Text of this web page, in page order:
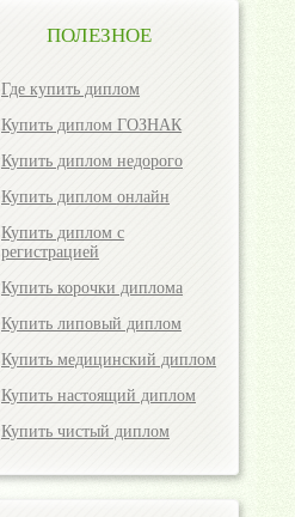
ПОЛЕЗНОЕ
Где купить диплом
Купить диплом ГОЗНАК
Купить диплом недорого
Купить диплом онлайн
Купить диплом с
регистрацией
Купить корочки диплома
Купить липовый диплом
Купить медицинский диплом
Купить настоящий диплом
Купить чистый диплом